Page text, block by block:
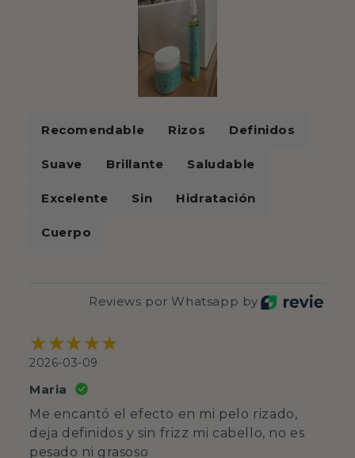
Recomendable Rizos Definidos
Suave Brillante Saludable
Excelente Sin Hidratación
Cuerpo
Reviews por Whatsapp by
2026-03-09
Maria
Me encantó el efecto en mi pelo rizado,
deja definidos y sin frizz mi cabello, no es
pesado ni grasoso